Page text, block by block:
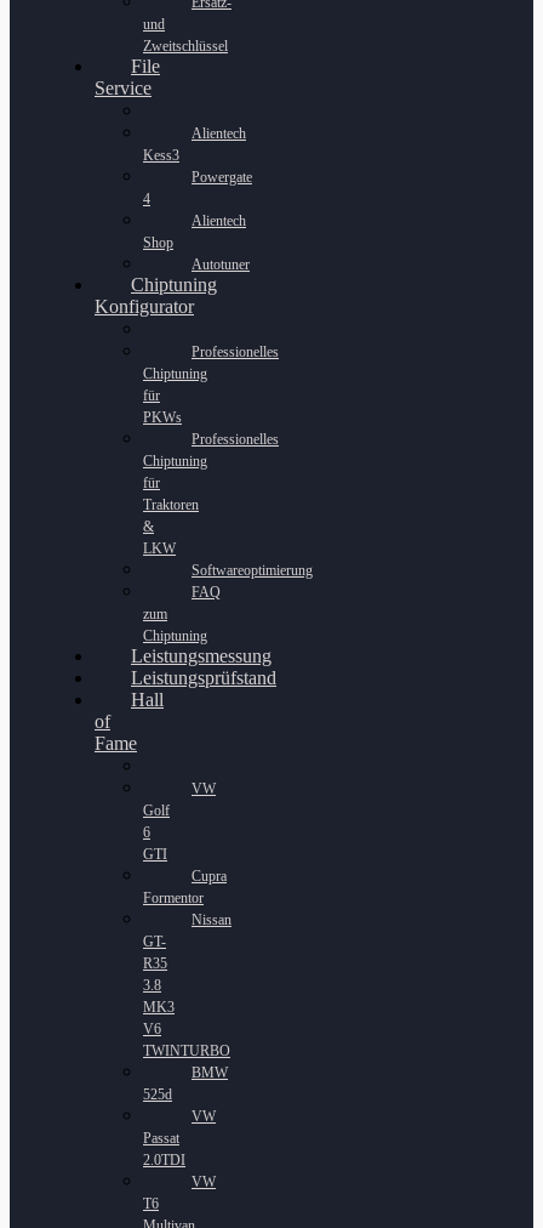
und
Zweitschlüssel
File
Service
Alientech
Kess3
Powergate
4
Alientech
Shop
Autotuner
Chiptuning
Konfigurator
Professionelles
Chiptuning
für
PKWs
Professionelles
Chiptuning
für
Traktoren
&
LKW
Softwareoptimierung
FAQ
zum
Chiptuning
Leistungsmessung
Leistungsprüfstand
Hall
of
Fame
VW
Golf
6
GTI
Cupra
Formentor
Nissan
GT-
R35
3.8
MK3
V6
TWINTURBO
BMW
525d
VW
Passat
2.0TDI
VW
T6